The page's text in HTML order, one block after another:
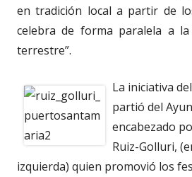
en tradición local a partir de
celebra de forma paralela a la
terrestre”.
La iniciativa
partió del
encabezado
Ruiz-Golluri,
izquierda) quien promovió los